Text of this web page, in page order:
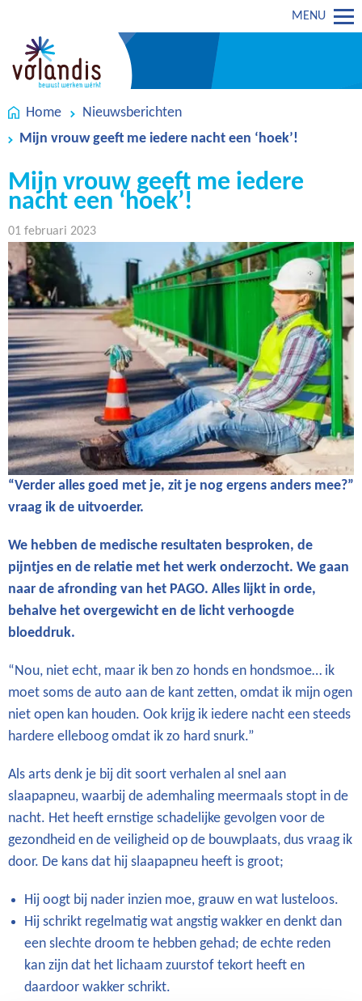
MENU
Home
Nieuwsberichten
Mijn vrouw geeft me iedere nacht een ‘hoek’!
Mijn vrouw geeft me iedere
nacht een ‘hoek’!
01 februari 2023
“Verder alles goed met je, zit je nog ergens anders mee?”
vraag ik de uitvoerder.
We hebben de medische resultaten besproken, de
pijntjes en de relatie met het werk onderzocht. We gaan
naar de afronding van het PAGO. Alles lijkt in orde,
behalve het overgewicht en de licht verhoogde
bloeddruk.
“Nou, niet echt, maar ik ben zo honds en hondsmoe… ik
moet soms de auto aan de kant zetten, omdat ik mijn ogen
niet open kan houden. Ook krijg ik iedere nacht een steeds
hardere elleboog omdat ik zo hard snurk.”
Als arts denk je bij dit soort verhalen al snel aan
slaapapneu, waarbij de ademhaling meermaals stopt in de
nacht. Het heeft ernstige schadelijke gevolgen voor de
gezondheid en de veiligheid op de bouwplaats, dus vraag ik
door. De kans dat hij slaapapneu heeft is groot;
Hij oogt bij nader inzien moe, grauw en wat lusteloos.
Hij schrikt regelmatig wat angstig wakker en denkt dan
een slechte droom te hebben gehad; de echte reden
kan zijn dat het lichaam zuurstof tekort heeft en
daardoor wakker schrikt.